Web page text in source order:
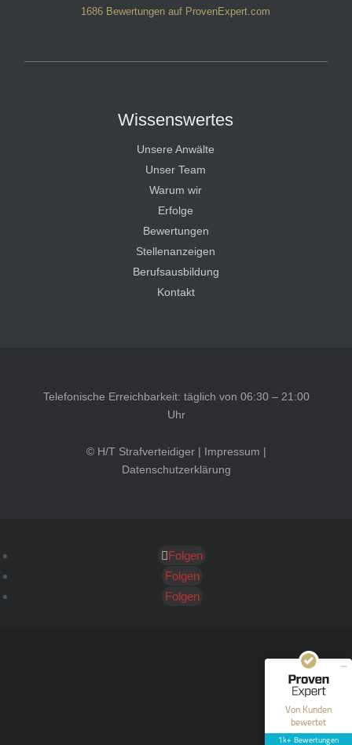
1686 Bewertungen auf ProvenExpert.com
Wissenswertes
Unsere Anwälte
Unser Team
Warum wir
Erfolge
Bewertungen
Stellenanzeigen
Berufsausbildung
Kontakt
Telefonische Erreichbarkeit: täglich von 06:30 – 21:00
Uhr
© H/T Strafverteidiger | Impressum |
Datenschutzerklärung
Folgen
Folgen
Folgen
Von Kunden
bewertet
1k+ Bewertungen
Kundenbewertungen und Erfahrungen zu
SEHR GUT
40
Bewertungen auf
ProvenExpert.com